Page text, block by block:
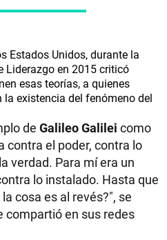
Estados Unidos, durante la
Liderazgo en 2015 criticó
esas teorías, a quienes
existencia del fenómeno del
de Galileo Galilei como
contra el poder, contra lo
verdad. Para mí era un
lo instalado. Hasta que
cosa es al revés?", se
compartió en sus redes